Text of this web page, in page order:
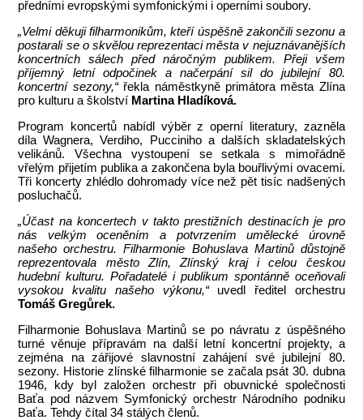
předními evropskými symfonickými i operními soubory.
„Velmi děkuji filharmonikům, kteří úspěšně zakončili sezonu a
postarali se o skvělou reprezentaci města v nejuznávanějších
koncertních sálech před náročným publikem. Přeji všem
příjemný letní odpočinek a načerpání sil do jubilejní 80.
koncertní sezony,“řekla náměstkyně primátora města Zlína
pro kulturu a školství Martina Hladíková.
Program koncertů nabídl výběr z operní literatury, zazněla
díla Wagnera, Verdiho, Pucciniho a dalších skladatelských
velikánů. Všechna vystoupení se setkala s mimořádně
vřelým přijetím publika a zakončena byla bouřlivými ovacemi.
Tři koncerty zhlédlo dohromady více než pět tisíc nadšených
posluchačů.
„Účast na koncertech v takto prestižních destinacích je pro
nás velkým oceněním a potvrzením umělecké úrovně
našeho orchestru. Filharmonie Bohuslava Martinů důstojně
reprezentovala město Zlín, Zlínský kraj i celou českou
hudební kulturu. Pořadatelé i publikum spontánně oceňovali
vysokou kvalitu našeho výkonu,“uvedl ředitel orchestru
Tomáš Gregůrek.
Filharmonie Bohuslava Martinů se po návratu z úspěšného
turné věnuje přípravám na další letní koncertní projekty, a
zejména na zářijové slavnostní zahájení své jubilejní 80.
sezony. Historie zlínské filharmonie se začala psát 30. dubna
1946, kdy byl založen orchestr při obuvnické společnosti
Baťa pod názvem Symfonický orchestr Národního podniku
Baťa. Tehdy čítal 34 stálých členů.